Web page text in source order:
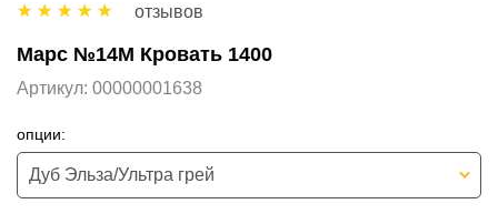
отзывов
Марс №14М Кровать 1400
Артикул: 00000001638
опции:
Дуб Эльза/Ультра грей